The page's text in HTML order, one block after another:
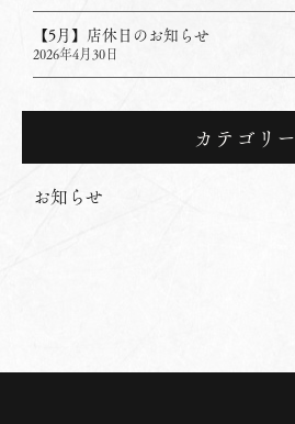
【5月】店休日のお知らせ
2026年4月30日
カテゴリー
お知らせ